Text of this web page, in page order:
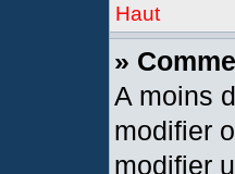
Haut
»
A moins
modifier
modifier